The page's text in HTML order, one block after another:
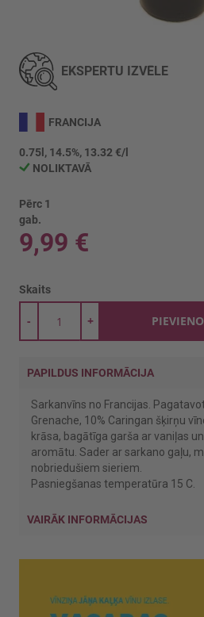
uz
galerijas
sākumu
EKSPERTU IZVĒLE
FRANCIJA
0.75l, 14.5%, 13.32 €/l
NOLIKTAVĀ
Pērc 1
gab.
9,99 €
Skaits
+
-
PAPILDUS INFORMĀCIJA
Sarkanvīns no Francijas.
Grenache, 10% Caringan šķirņu
krāsa, bagātīga garša ar vaniļas
aromātu. Sader ar sarkano gaļu,
nobriedušiem sieriem.
Pasniegšanas temperatūra 15 C.
VAIRĀK INFORMĀCIJAS